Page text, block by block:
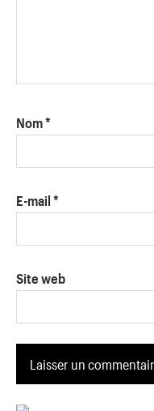
Nom*
E-mail *
Site web